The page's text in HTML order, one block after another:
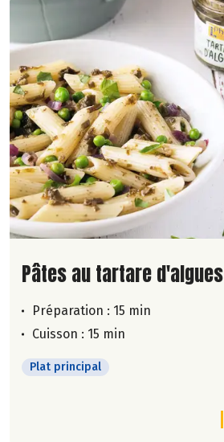
Lire la suite de la recette
Pâtes au tartare d'algues
Préparation : 15 min
Cuisson : 15 min
Plat principal